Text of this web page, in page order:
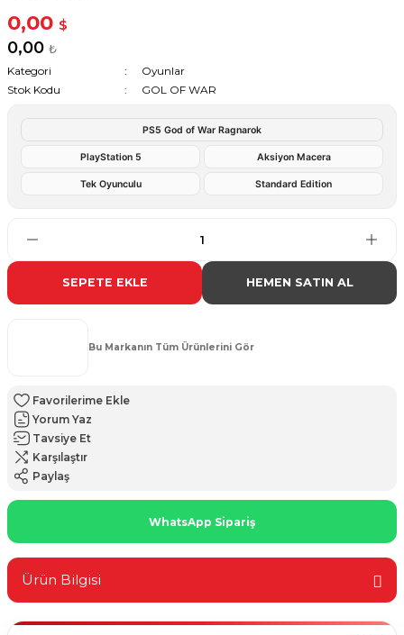
0,00 $
0,00 ₺
Kategori
Oyunlar
Stok Kodu
GOL OF WAR
PS5 God of War Ragnarok
PlayStation 5 Aksiyon Macera
Tek Oyunculu Standard Edition
SEPETE EKLE HEMEN SATIN AL
Bu Markanın Tüm Ürünlerini Gör
Yorum Yaz
Tavsiye Et
Karşılaştır
Paylaş
WhatsApp Sipariş
Ürün Bilgisi